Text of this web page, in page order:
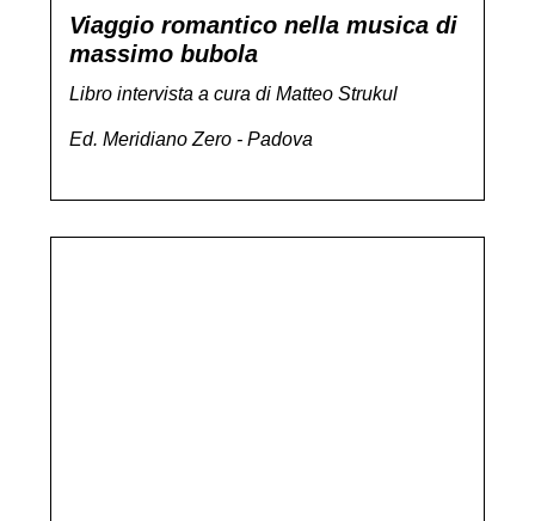
Viaggio romantico nella musica di
massimo bubola
Libro intervista a cura di Matteo Strukul
Ed. Meridiano Zero - Padova